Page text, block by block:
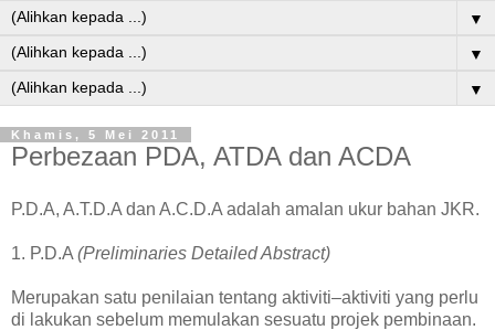
▼
▼
▼
Khamis, 5 Mei 2011
Perbezaan PDA, ATDA dan ACDA
P.D.A, A.T.D.A dan A.C.D.A adalah amalan ukur bahan JKR.
1. P.D.A (Preliminaries Detailed Abstract)
Merupakan satu penilaian tentang aktiviti–aktiviti yang perlu
di lakukan sebelum memulakan sesuatu projek pembinaan.